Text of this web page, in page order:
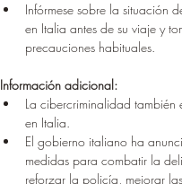
Infórmese sobre la situación
en Italia antes de su viaje y
precauciones habituales.
Información adicional:
La cibercriminalidad también
en Italia.
El gobierno italiano ha
medidas para combatir la
reforzar la policía, mejorar